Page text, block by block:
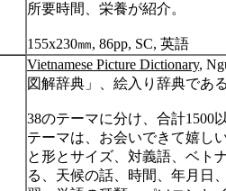
所要時間、栄養が紹介。
155x230㎜, 86pp, SC, 英語
Vietnamese Picture Dictionary,
図解辞典」、絵入り辞典であ
38のテーマに分け、合計1500
テーマは、お会いできて嬉し
と形とサイズ、対義語、ベト
る、天候の話、時間、年月日